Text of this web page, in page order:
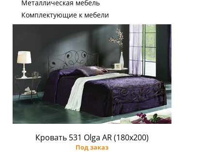
Металлическая мебель
Комплектующие к мебели
Кровать 531 Olga AR (180х200)
Под заказ